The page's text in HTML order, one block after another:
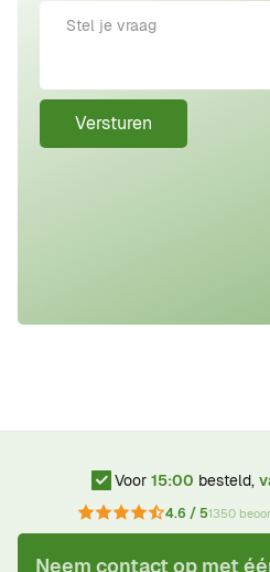
Versturen
Voor 15:00 besteld,
4.6 / 51350
Neem contact op met